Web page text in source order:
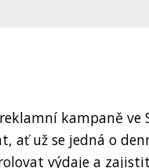
kampaně ve
ať už se jedná o
výdaje a